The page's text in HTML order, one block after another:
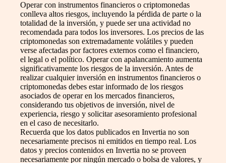
Operar con instrumentos financieros o criptomonedas
conlleva altos riesgos, incluyendo la pérdida de parte o la
totalidad de la inversión, y puede ser una actividad no
recomendada para todos los inversores. Los precios de las
criptomonedas son extremadamente volátiles y pueden
verse afectadas por factores externos como el financiero,
el legal o el político. Operar con apalancamiento aumenta
significativamente los riesgos de la inversión. Antes de
realizar cualquier inversión en instrumentos financieros o
criptomonedas debes estar informado de los riesgos
asociados de operar en los mercados financieros,
considerando tus objetivos de inversión, nivel de
experiencia, riesgo y solicitar asesoramiento profesional
en el caso de necesitarlo.
Recuerda que los datos publicados en Invertia no son
necesariamente precisos ni emitidos en tiempo real. Los
datos y precios contenidos en Invertia no se proveen
necesariamente por ningún mercado o bolsa de valores, y